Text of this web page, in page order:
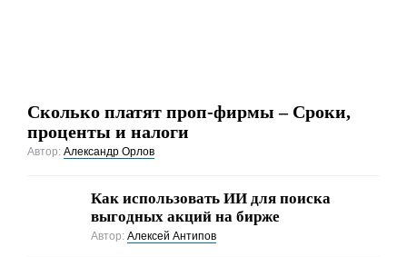
Сколько платят проп-фирмы – Сроки,
проценты и налоги
Автор:Александр Орлов
Как использовать ИИ для поиска
выгодных акций на бирже
Автор:Алексей Антипов